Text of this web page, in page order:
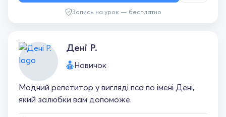
Запись на урок — бесплатно
Дені Р.
Новичок
Модний репетитор у вигляді пса по імені Дені,
який залюбки вам допоможе.